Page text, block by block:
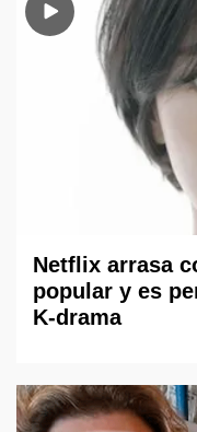
Netflix arrasa
popular y es
K-drama